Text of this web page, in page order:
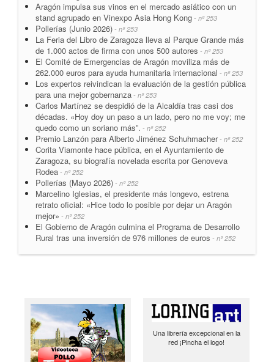
Aragón impulsa sus vinos en el mercado asiático con un
stand agrupado en Vinexpo Asia Hong Kong - nº 253
Pollerías (Junio 2026) - nº 253
La Feria del Libro de Zaragoza lleva al Parque Grande más
de 1.000 actos de firma con unos 500 autores - nº 253
El Comité de Emergencias de Aragón moviliza más de
262.000 euros para ayuda humanitaria internacional - nº 253
Los expertos reivindican la evaluación de la gestión pública
para una mejor gobernanza - nº 253
Carlos Martínez se despidió de la Alcaldía tras casi dos
décadas. «Hoy doy un paso a un lado, pero no me voy; me
quedo como un soriano más”. - nº 252
Premio Lanzón para Alberto Jiménez Schuhmacher- nº 252
Corita Viamonte hace pública, en el Ayuntamiento de
Zaragoza, su biografía novelada escrita por Genoveva
Rodea - nº 252
Pollerías (Mayo 2026) - nº 252
Marcelino Iglesias, el presidente más longevo, estrena
retrato oficial: «Hice todo lo posible por dejar un Aragón
mejor» - nº 252
El Gobierno de Aragón culmina el Programa de Desarrollo
Rural tras una inversión de 976 millones de euros - nº 252
Una librería excepcional en la
red ¡Pincha el logo!